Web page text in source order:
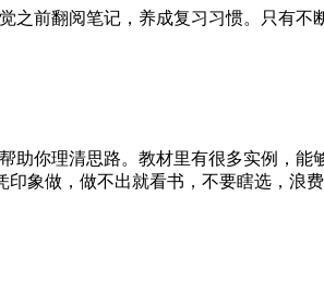
前翻阅笔记，养成复习习惯。只有
你理清思路。教材里有很多实例，
象做，做不出就看书，不要瞎选，浪